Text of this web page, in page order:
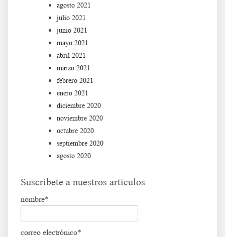
agosto 2021
julio 2021
junio 2021
mayo 2021
abril 2021
marzo 2021
febrero 2021
enero 2021
diciembre 2020
noviembre 2020
octubre 2020
septiembre 2020
agosto 2020
Suscríbete a nuestros artículos
nombre*
correo electrónico*